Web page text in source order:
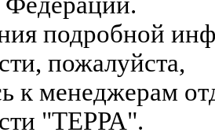
подробной
пожалуйста,
к менеджерам
"ТЕРРА".